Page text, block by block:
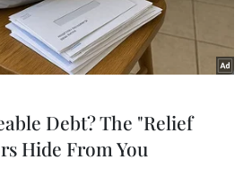
cao đến năm 2020.
phủ Nguyễn Thiện Nhân
đạo.
Bộ trưởng Bộ Khoahọc và
Quân làm Phó Trưởng Ban
Debt? The "Relief
Hide From You